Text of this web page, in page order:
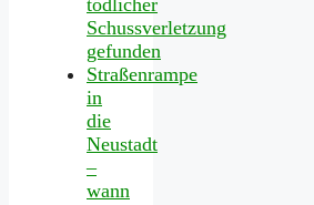
tödlicher
Schussverletzung
gefunden
Straßenrampe
in
die
Neustadt
–
wann